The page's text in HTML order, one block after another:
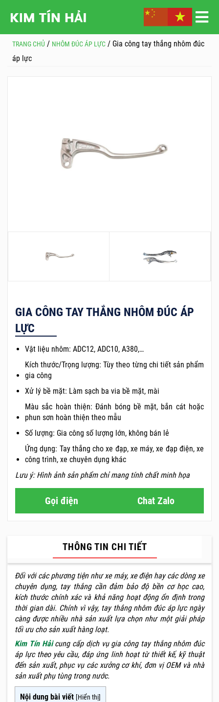
TRANG CHỦ / NHÔM ĐÚC ÁP LỰC / Gia công tay thắng nhôm đúc
áp lực
GIA CÔNG TAY THẮNG NHÔM ĐÚC ÁP
LỰC
Vật liệu nhôm: ADC12, ADC10, A380,…
Kích thước/Trọng lượng: Tùy theo từng chi tiết sản phẩm
gia công
Xử lý bề mặt: Làm sạch ba via bề mặt, mài
Màu sắc hoàn thiện: Đánh bóng bề mặt, bắn cát hoặc
phun sơn hoàn thiện theo mẫu
Số lượng: Gia công số lượng lớn, không bán lẻ
Ứng dụng: Tay thắng cho xe đạp, xe máy, xe đạp điện, xe
công trình, xe chuyên dụng khác
Lưu ý: Hình ảnh sản phẩm chỉ mang tính chất minh họa
Gọi điện Chat Zalo
THÔNG TIN CHI TIẾT
Đối với các phương tiện như xe máy, xe điện hay các dòng xe
chuyên dụng, tay thắng cần đảm bảo độ bền cơ học cao,
kích thước chính xác và khả năng hoạt động ổn định trong
thời gian dài. Chính vì vậy, tay thắng nhôm đúc áp lực ngày
càng được nhiều nhà sản xuất lựa chọn như một giải pháp
tối ưu cho sản xuất hàng loạt.
Kim Tín Hảicung cấp dịch vụ gia công tay thắng nhôm đúc
áp lực theo yêu cầu, đáp ứng linh hoạt từ thiết kế, kỹ thuật
đến sản xuất, phục vụ các xưởng cơ khí, đơn vị OEM và nhà
sản xuất phụ tùng trong nước.
Nội dung bài viết [Hiển thị]